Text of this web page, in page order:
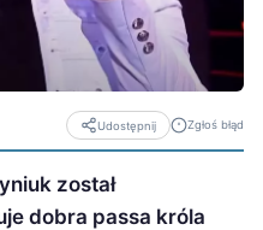
Udostępnij Zgłoś błąd
został
dobra passa króla